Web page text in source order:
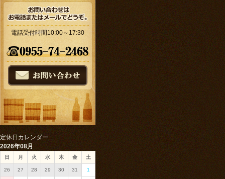
電話受付時間10:00～17:30
定休日カレンダー
2026年08月
日 月 火 水 木 金 土
26 27 28 29 30 31 1